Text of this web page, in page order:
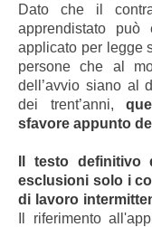
Dato che il
apprendistato può
applicato per legge
persone che al
dell’avvio siano al
dei trent’anni,
sfavore appunto
Il testo
esclusioni solo i
di lavoro
Il riferimento